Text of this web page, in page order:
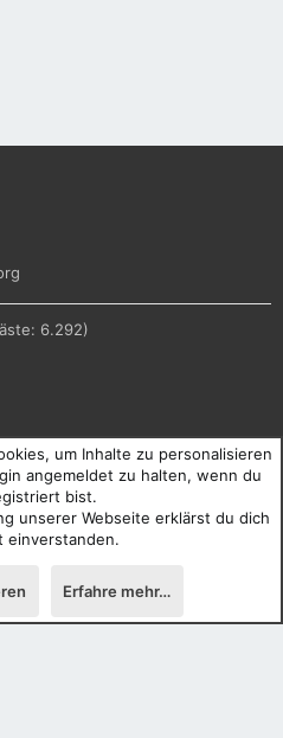
6.292)
Hilfe und Impressum
um Inhalte zu personalisieren
angemeldet zu halten, wenn du
bist.
unserer Webseite erklärst du dich
einverstanden.
Erfahre mehr…